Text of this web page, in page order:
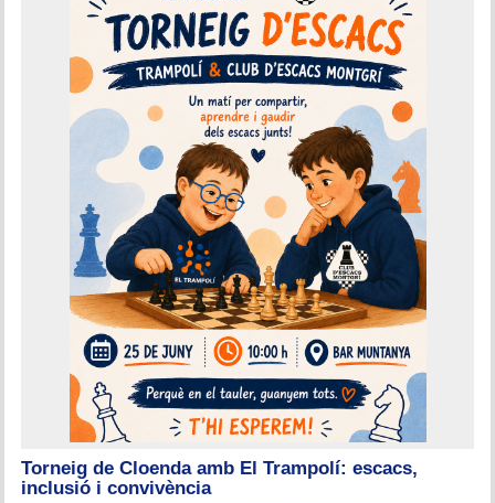
Torneig de Cloenda amb El Trampolí: escacs,
inclusió i convivència